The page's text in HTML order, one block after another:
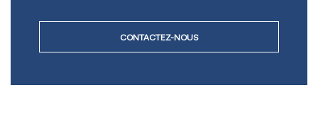
CONTACTEZ-NOUS